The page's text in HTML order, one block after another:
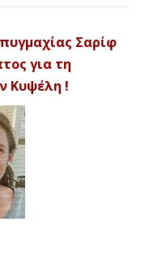
Σαρίφ
για τη
Κυψέλη !